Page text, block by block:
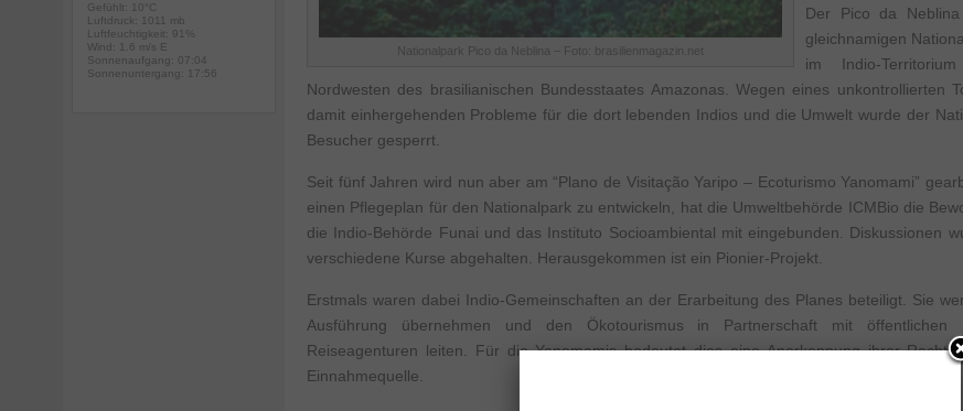
Nationalpark Pico da Neblina – Foto: brasilienmagazin.net
Der Pico da
gleichnamigen
im Indio-
Nordwesten des brasilianischen Bundesstaates Amazonas. Wegen eines unkontrollierten
damit einhergehenden Probleme für die dort lebenden Indios und die Umwelt wurde der
Besucher gesperrt.
Seit fünf Jahren wird nun aber am “Plano de Visitação Yaripo – Ecoturismo Yanomami”
einen Pflegeplan für den Nationalpark zu entwickeln, hat die Umweltbehörde ICMBio die
die Indio-Behörde Funai und das Instituto Socioambiental mit eingebunden. Diskussionen
verschiedene Kurse abgehalten. Herausgekommen ist ein Pionier-Projekt.
Erstmals waren dabei Indio-Gemeinschaften an der Erarbeitung des Planes beteiligt. Sie
Ausführung übernehmen und den Ökotourismus in Partnerschaft mit öffentlichen
Reiseagenturen leiten. Für die Yanomamis bedeutet dies eine Anerkennung ihrer
Einnahmequelle.
Gefühlt: 10°C
Luftdruck: 1011 mb
Luftfeuchtigkeit: 91%
Wind: 1.6 m/s E
Sonnenaufgang: 07:04
Sonnenuntergang: 17:56